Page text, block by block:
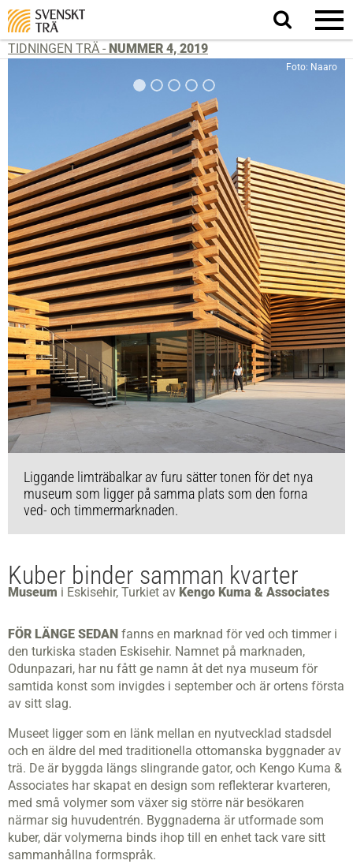
Sök
på
TIDNINGEN TRÄ - NUMMER 4, 2019
Foto: Naaro
Liggande limträbalkar av furu sätter tonen för det nya
museum som ligger på samma plats som den forna
ved- och timmermarknaden.
Kuber binder samman kvarter
Museum i Eskisehir, Turkiet av Kengo Kuma & Associates
FÖR LÄNGE SEDAN fanns en marknad för ved och timmer i
den turkiska staden Eskisehir. Namnet på marknaden,
Odunpazari, har nu fått ge namn åt det nya museum för
samtida konst som invigdes i september och är ortens första
av sitt slag.
Museet ligger som en länk mellan en nyutvecklad stadsdel
och en äldre del med traditionella ottomanska byggnader av
trä. De är byggda längs slingrande gator, och Kengo Kuma &
Associates har skapat en design som reflekterar kvarteren,
med små volymer som växer sig större när besökaren
närmar sig huvudentrén. Byggnaderna är utformade som
kuber, där volymerna binds ihop till en enhet tack vare sitt
sammanhållna formspråk.